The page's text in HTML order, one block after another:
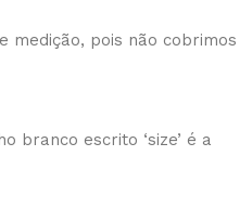
pois não cobrimos
branco escrito ‘size’ é a